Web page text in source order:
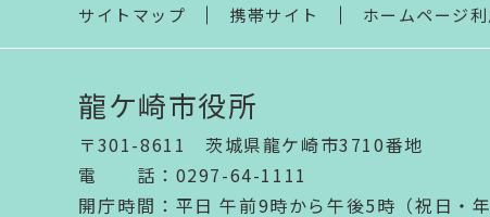
ま
サイトマップ 携帯サイト ホームページ
龍ケ崎市役所
〒301-8611 茨城県龍ケ崎市3710番地
電話 ： 0297-64-1111
開庁時間 ： 平日 午前9時から午後5時（祝日・年